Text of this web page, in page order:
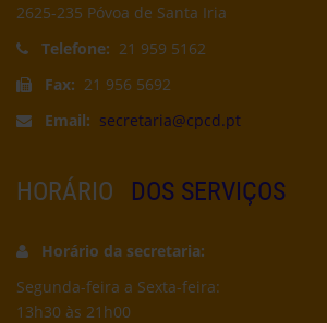
2625-235 Póvoa de Santa Iria
Telefone: 21 959 5162
Fax: 21 956 5692
Email: secretaria@cpcd.pt
HORÁRIO DOS SERVIÇOS
Horário da secretaria:
Segunda-feira a Sexta-feira:
13h30 às 21h00